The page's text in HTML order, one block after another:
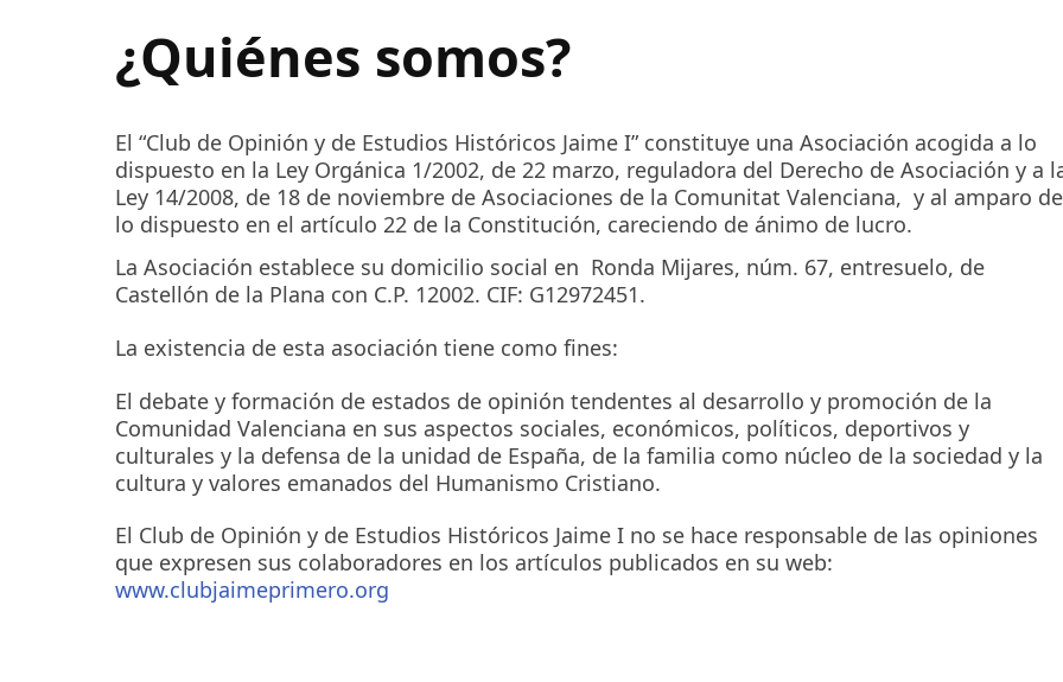
¿Quiénes somos?
El “Club de Opinión y de Estudios Históricos Jaime I” constituye una Asociación acogida a lo
dispuesto en la Ley Orgánica 1/2002, de 22 marzo, reguladora del Derecho de Asociación y a
Ley 14/2008, de 18 de noviembre de Asociaciones de la Comunitat Valenciana, y al amparo de
lo dispuesto en el artículo 22 de la Constitución, careciendo de ánimo de lucro.
La Asociación establece su domicilio social en Ronda Mijares, núm. 67, entresuelo, de
Castellón de la Plana con C.P. 12002. CIF: G12972451.
La existencia de esta asociación tiene como fines:
El debate y formación de estados de opinión tendentes al desarrollo y promoción de la
Comunidad Valenciana en sus aspectos sociales, económicos, políticos, deportivos y
culturales y la defensa de la unidad de España, de la familia como núcleo de la sociedad y la
cultura y valores emanados del Humanismo Cristiano.
El Club de Opinión y de Estudios Históricos Jaime I no se hace responsable de las opiniones
que expresen sus colaboradores en los artículos publicados en su web:
www.clubjaimeprimero.org